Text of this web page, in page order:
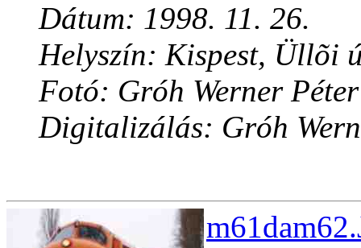
Dátum: 1998. 11. 26.
Helyszín: Kispest, Üllõi
Fotó: Gróh Werner Péter
Digitalizálás: Gróh